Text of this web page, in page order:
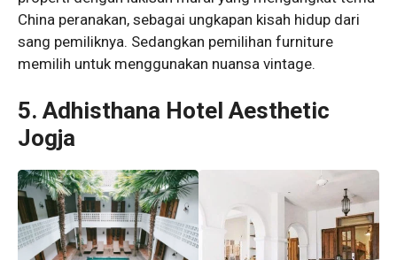
China peranakan, sebagai ungkapan kisah hidup dari
sang pemiliknya. Sedangkan pemilihan furniture
memilih untuk menggunakan nuansa vintage.
5. Adhisthana Hotel Aesthetic
Jogja